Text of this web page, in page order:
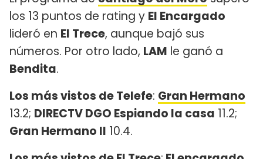
los 13 puntos de rating y El Encargado
lideró en El Trece, aunque bajó sus
números. Por otro lado, LAM le ganó a
Bendita.
Los más vistos de Telefe: Gran Hermano
13.2; DIRECTV DGO Espiando la casa 11.2;
Gran Hermano II 10.4.